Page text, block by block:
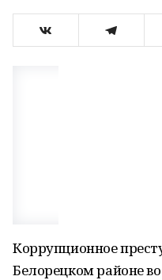
Коррупционное
Белорецком районе